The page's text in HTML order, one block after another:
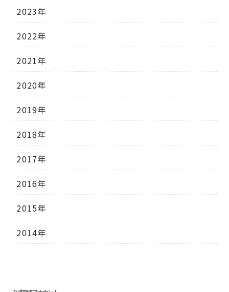
2023年
2022年
2021年
2020年
2019年
2018年
2017年
2016年
2015年
2014年